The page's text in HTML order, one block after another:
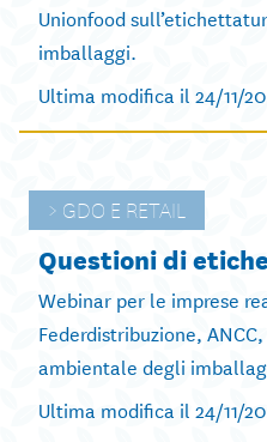
Unionfood
imballaggi.
Ultima modifica il 24/11/
GDO E RETAIL
Questioni di
Webinar per le imprese
Federdistribuzione,
ambientale degli
Ultima modifica il 24/11/